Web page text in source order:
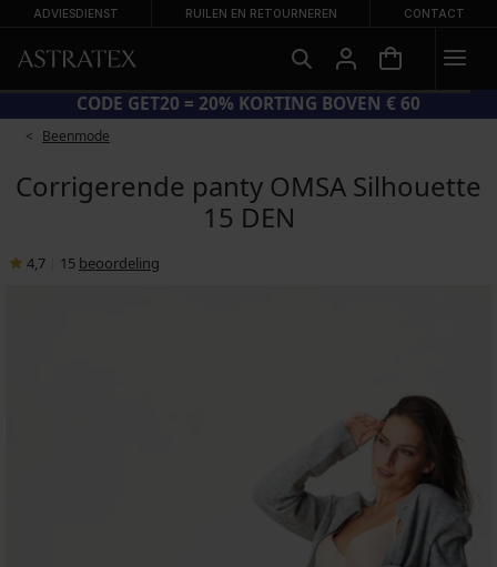
ADVIESDIENST RUILEN EN RETOURNEREN CONTACT
CODE GET20 = 20% KORTING
Beenmode
Corrigerende panty OMSA Silhouette
15 DEN
4,7 15 beoordeling